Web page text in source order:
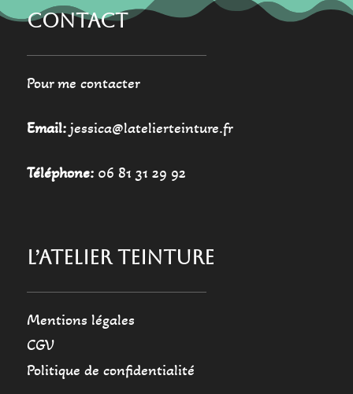
CONTACT
Pour me contacter
Email:jessica@latelierteinture.fr
Téléphone:06 81 31 29 92
L’ATELIER TEINTURE
Mentions légales
CGV
Politique de confidentialité